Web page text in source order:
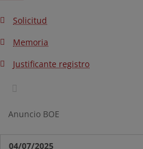
Solicitud
Memoria
Justificante registro
Anuncio BOE
04/07/2025